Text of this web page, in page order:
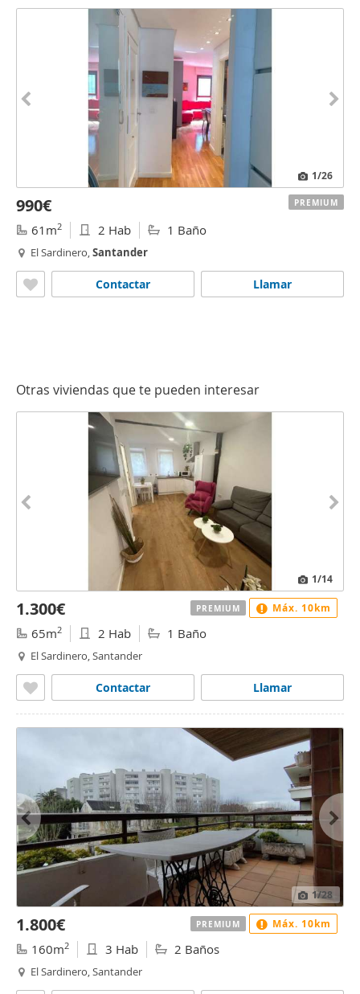
1/26
990€
61m2 2 Hab 1 Baño
El Sardinero,Santander
Llamar
Contactar
PREMIUM
Otras viviendas que te pueden interesar
1/14
1.300€
65m2 2 Hab 1 Baño
El Sardinero, Santander
Llamar
Contactar
PREMIUM Máx. 10km
1/28
1.800€
160m2 3 Hab 2 Baños
El Sardinero, Santander
PREMIUM Máx. 10km